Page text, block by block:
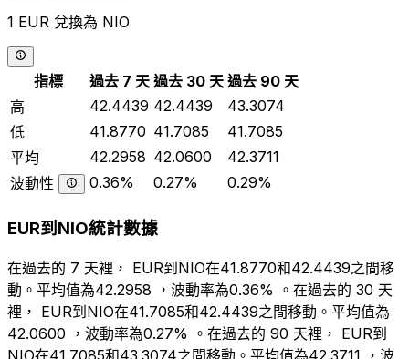
1 EUR 兌換為 NIO
指標 過去 7 天 過去 30 天 過去 90 天
高
42.4439 42.4439
43.3074
低
41.8770 41.7085
41.7085
平均
42.2958 42.0600
42.3711
波動性
0.36% 0.27% 0.29%
EUR到NIO統計數據
在過去的 7 天裡， EUR到NIO在41.8770和42.4439之間移
動。平均值為42.2958 ，波動率為0.36% 。在過去的 30 天
裡， EUR到NIO在41.7085和42.4439之間移動。平均值為
42.0600 ，波動率為0.27% 。在過去的 90 天裡， EUR到
NIO在41.7085和43.3074之間移動。平均值為42.3711 ，波